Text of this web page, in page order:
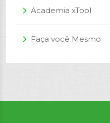
arrow_forward_ios Academia xTool
arrow_forward_ios Faça você Mesmo